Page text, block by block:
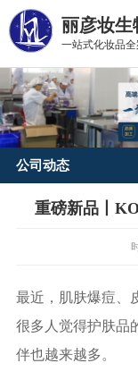
丽彦妆生
一站式化妆品
公司动态
重磅新品丨
最近，肌肤爆痘、
很多人觉得护肤品
伴也越来越多。